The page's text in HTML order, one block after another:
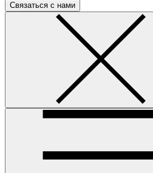
Связаться с нами